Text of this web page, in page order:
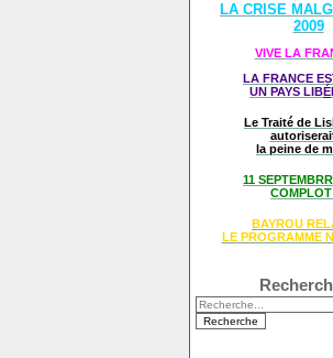
LA CRISE
2009
VIVE LA
LA FRANCE
UN PAYS LIBÉ
Le Traité de
la peine de
11
BAYROU
LE PROGRAMME